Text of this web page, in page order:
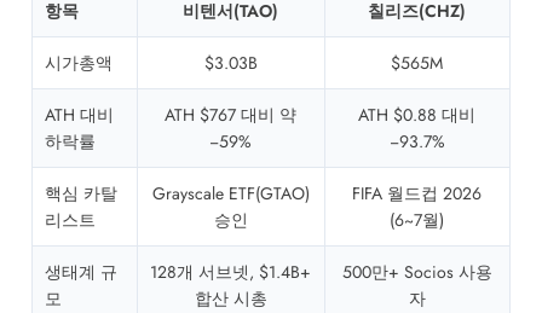
항목 비텐서(TAO) 칠리즈(CHZ)
시가총액 $3.03B $565M
ATH 대비
하락률
ATH $767 대비 약
−59%
ATH $0.88 대비
−93.7%
핵심 카탈
리스트
Grayscale ETF(GTAO)
승인
FIFA 월드컵 2026
(6~7월)
생태계 규
모
128개 서브넷, $1.4B+
합산 시총
500만+ Socios 사용
자